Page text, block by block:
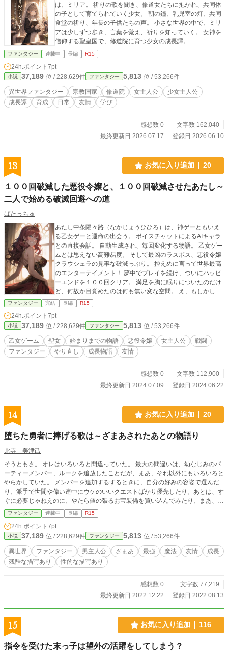
は、ミリア。 祈りの歌を聞き、修道女たちに抱かれ、共同体
の子として育てられていく少女。 朝の鐘、乳児室の灯、共同
食堂の祈り、年長の子供たちの声。 小さな世界の中で、ミリ
アは少しずつ歩き、言葉を覚え、祈りを知っていく。 女神を
信仰する聖皇国で、修道院に育つ少女の成長譚。
ファンタジー 連載中 長編 R15
24h.ポイント 7pt
小説 37,189 位 / 228,629件 ファンタジー 5,813 位 / 53,266件
異世界ファンタジー 宗教国家 修道院 女主人公
少女主人公
成長譚
育成 日常 友情 学び
感想数 0
文字数 162,040
最終更新日 2026.07.17
登録日 2026.06.10
13 お気に入り追加 20
１００回破滅した悪役令嬢と、１００回破滅させたあたし～
二人で始める破滅回避への道
ばたっちゅ
あたし中条陽々路（なかじょうひひろ）は、神ゲーともいえ
る乙女ゲーと運命の出会う。 ボイスチャットによるAIキャラ
との直接会話。 自動生成され、毎回変化する物語。 乙女ゲー
ムとは思えない高難易度。 そして最凶のラスボス、悪役令嬢
クラウシェラの見事な破滅っぷり。 控えめに言って世界最高
のエンターテイメント！ 夢中でプレイを続け、ついにハッピ
ーエンドを１００回クリア。 満足を胸に眠りについたのだけ
ど、何故か目覚めたのは何も無い変な空間。 え、もしかして
ここはクラウシェラの中？ 憑依しちゃったの？ なんで？
理由は分からないけど、彼女の進む先にあるものは破滅。 ど
うにかここを抜け出すためにも、何とか破滅を回避しなくち
ゃ。
ファンタジー 完結 長編 R15
24h.ポイント 7pt
小説 37,189 位 / 228,629件 ファンタジー 5,813 位 / 53,266件
乙女ゲーム 聖女 始まりまでの物語 悪役令嬢 女主人公
戦闘
ファンタジー
やり直し 成長物語 友情
感想数 0
文字数 112,900
最終更新日 2024.07.09
登録日 2024.06.22
14 お気に入り追加 20
堕ちた勇者に捧げる歌は～ざまあされたあとの物語り
此寺 美津己
そうともさ。 オレはいろいろと間違っていた。 最大の間違いは、幼なじみのパ
ーティーメンバー、ルークを追放したことだが、まあ、それ以外にもいろいろと
やらかしていた。 メンバーを追加するするときに、自分の好みの容姿で選んだ
り、派手で世間や偉い連中にウケのいいクエストばかり優先したり。あとは、す
ぐに必要じゃねえのに、やたら値の張るお宝装備を買い込んでみたり、まあ、い
ろいろだ。 ああ、パーティの女どもは全員出て行った。 オレと一緒にいたって
ロクなことがないのはもうわかっていたからな。 結果、オレはここでこうして
断罪のときを待ってるわけだ。 え？ そうだよ。3杯目だ。 ええ？なに？ 酔
っ払ってる場合なんですか？だと。 バカ抜かせ。素面でやっていける世の中じ
ゃねえんだ。
ファンタジー 連載中 長編 R15
24h.ポイント 7pt
小説 37,189 位 / 228,629件 ファンタジー 5,813 位 / 53,266件
異世界 ファンタジー 男主人公 ざまあ 最強 魔法 友情
成長
残酷な描写あり
性的な描写あり
感想数 0
文字数 77,219
最終更新日 2022.12.22
登録日 2022.08.13
15 お気に入り追加 116
指令を受けた末っ子は望外の活躍をしてしまう？